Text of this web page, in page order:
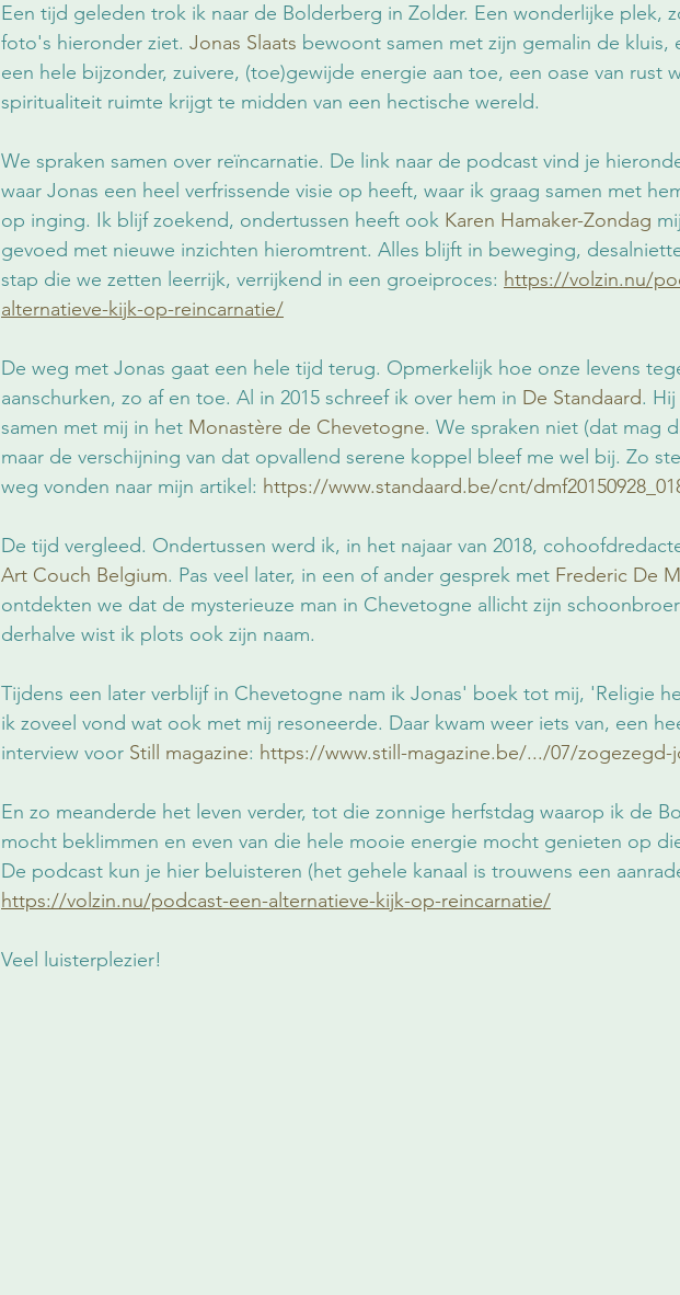
Een tijd geleden trok ik naar de Bolderberg in Zolder. Een wonderlijke plek,
foto's hieronder ziet. Jonas Slaats bewoont samen met zijn gemalin de kluis,
een hele bijzonder, zuivere, (toe)gewijde energie aan toe, een oase van rust
spiritualiteit ruimte krijgt te midden van een hectische wereld.
We spraken samen over reïncarnatie. De link naar de podcast vind je
waar Jonas een heel verfrissende visie op heeft, waar ik graag samen met
op inging. Ik blijf zoekend, ondertussen heeft ook Karen Hamaker-Zondag
gevoed met nieuwe inzichten hieromtrent. Alles blijft in beweging,
stap die we zetten leerrijk, verrijkend in een groeiproces: https://volzin.nu/
alternatieve-kijk-op-reincarnatie/
De weg met Jonas gaat een hele tijd terug. Opmerkelijk hoe onze levens
aanschurken, zo af en toe. Al in 2015 schreef ik over hem in De Standaard.
samen met mij in het Monastère de Chevetogne. We spraken niet (dat mag
maar de verschijning van dat opvallend serene koppel bleef me wel bij. Zo
weg vonden naar mijn artikel: https://www.standaard.be/cnt/
De tijd vergleed. Ondertussen werd ik, in het najaar van 2018,
Art Couch Belgium. Pas veel later, in een of ander gesprek met Frederic De
ontdekten we dat de mysterieuze man in Chevetogne allicht zijn
derhalve wist ik plots ook zijn naam.
Tijdens een later verblijf in Chevetogne nam ik Jonas' boek tot mij, 'Religie
ik zoveel vond wat ook met mij resoneerde. Daar kwam weer iets van, een
interview voor Still magazine: https://www.still-magazine.be/.../07/zogezegd-
En zo meanderde het leven verder, tot die zonnige herfstdag waarop ik de
mocht beklimmen en even van die hele mooie energie mocht genieten op
De podcast kun je hier beluisteren (het gehele kanaal is trouwens een
https://volzin.nu/podcast-een-alternatieve-kijk-op-reincarnatie/
Veel luisterplezier!